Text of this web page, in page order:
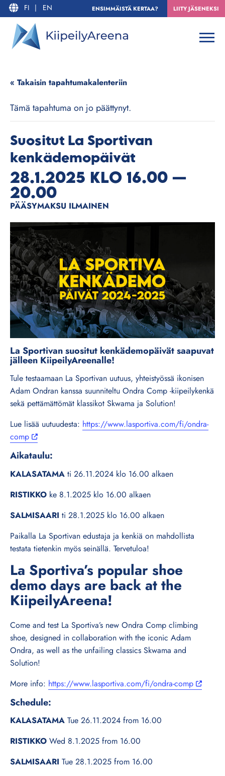
FI | EN ENSIMMÄISTÄ KERTAA? LIITY JÄSENEKSI
« Takaisin tapahtumakalenteriin
Tämä tapahtuma on jo päättynyt.
Suositut La Sportivan
kenkädemopäivät
28.1.2025 KLO 16.00 —
20.00
PÄÄSYMAKSU ILMAINEN
La Sportivan suositut kenkädemopäivät saapuvat
jälleen KiipeilyAreenalle!
Tule testaamaan La Sportivan uutuus, yhteistyössä ikonisen
Adam Ondran kanssa suunniteltu Ondra Comp -kiipeilykenkä
sekä pettämättömät klassikot Skwama ja Solution!
Lue lisää uutuudesta: https://www.lasportiva.com/fi/ondra-
comp
Aikataulu:
KALASATAMA ti 26.11.2024 klo 16.00 alkaen
RISTIKKO ke 8.1.2025 klo 16.00 alkaen
SALMISAARI ti 28.1.2025 klo 16.00 alkaen
Paikalla La Sportivan edustaja ja kenkiä on mahdollista
testata tietenkin myös seinällä. Tervetuloa!
La Sportiva’s popular shoe
demo days are back at the
KiipeilyAreena!
Come and test La Sportiva’s new Ondra Comp climbing
shoe, designed in collaboration with the iconic Adam
Ondra, as well as the unfailing classics Skwama and
Solution!
More info: https://www.lasportiva.com/fi/ondra-comp
Schedule:
KALASATAMA Tue 26.11.2024 from 16.00
RISTIKKO Wed 8.1.2025 from 16.00
SALMISAARI Tue 28.1.2025 from 16.00